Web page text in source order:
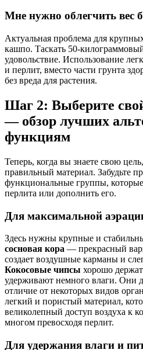
Мне нужно облегчить вес
Актуальная проблема для
кашпо. Таскать 50-
удовольствие. Использование
и перлит, вместо части грунта
без вреда для растения.
Шаг 2: Выберите
— обзор лучших
функциям
Теперь, когда вы знаете свою
правильный материал. Забудьте
функциональные группы,
перлита или дополнить его.
Для максимальной
Здесь нужны крупные и
сосновая кора — прекрасный
создает воздушные карманы и
Кокосовые чипсы хорошо
удерживают немного влаги. Они
отличие от некоторых видов
легкий и пористый материал,
великолепный доступ воздуха к
многом превосходя перлит.
Для удержания влаги и